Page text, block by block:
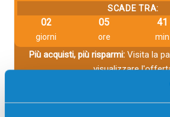
SCADE TRA:
02
giorni
05
ore
41
min
Più acquisti, più risparmi:Visita la
visualizzare
Descrizione